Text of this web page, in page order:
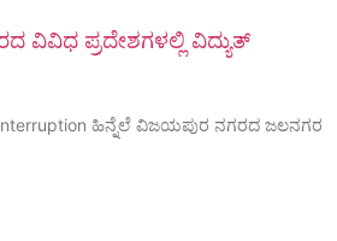
ವಿವಿಧ ಪ್ರದೇಶಗಳಲ್ಲಿ ವಿದ್ಯುತ್
ಹಿನ್ನೆಲೆ ವಿಜಯಪುರ ನಗರದ ಜಲನಗರ